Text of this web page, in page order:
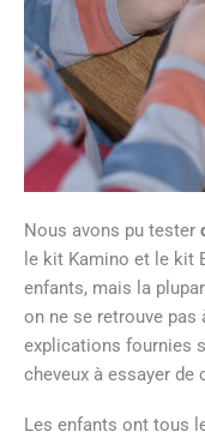
Nous avons pu tester
le kit Kamino et le kit
enfants, mais la
on ne se retrouve pas
explications fournies
cheveux à essayer de
Les enfants ont tous